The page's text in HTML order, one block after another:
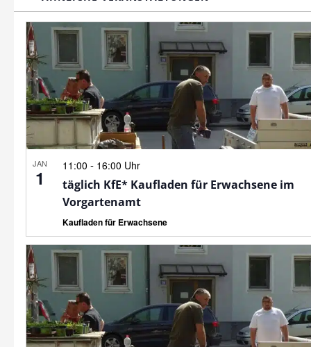
JAN
1
11:00 - 16:00 Uhr
täglich KfE* Kaufladen für Erwachsene im
Vorgartenamt
Kaufladen für Erwachsene